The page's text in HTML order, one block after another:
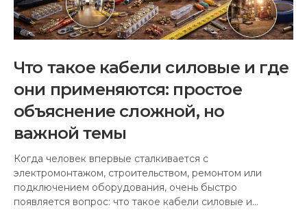
Что такое кабели силовые и где
они применяются: простое
объяснение сложной, но
важной темы
Когда человек впервые сталкивается с
электромонтажом, строительством, ремонтом или
подключением оборудования, очень быстро
появляется вопрос: что такое кабели силовые и…